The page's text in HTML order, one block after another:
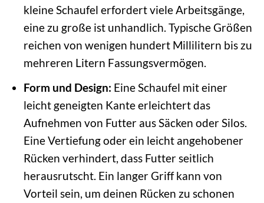
kleine Schaufel erfordert viele Arbeitsgänge,
eine zu große ist unhandlich. Typische Größen
reichen von wenigen hundert Millilitern bis zu
mehreren Litern Fassungsvermögen.
Form und Design: Eine Schaufel mit einer
leicht geneigten Kante erleichtert das
Aufnehmen von Futter aus Säcken oder Silos.
Eine Vertiefung oder ein leicht angehobener
Rücken verhindert, dass Futter seitlich
herausrutscht. Ein langer Griff kann von
Vorteil sein, um deinen Rücken zu schonen